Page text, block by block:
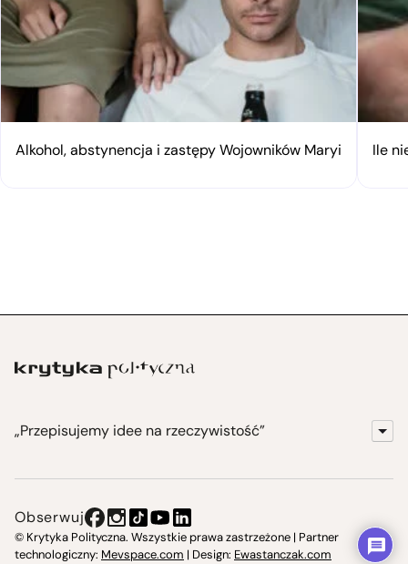
Alkohol, abstynencja i zastępy Wojowników Maryi Ile
„Przepisujemy idee na rzeczywistość”
Instytut Krytyki Politycznej
Obserwuj
© Krytyka Polityczna. Wszystkie prawa zastrzeżone | Partner
technologiczny: Mevspace.com | Design: Ewastanczak.com